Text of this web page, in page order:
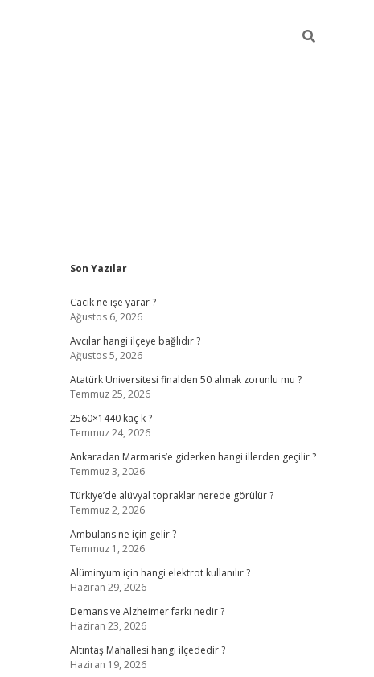
Sidebar
Son Yazılar
Cacık ne işe yarar ?
Ağustos 6, 2026
Avcılar hangi ilçeye bağlıdır ?
Ağustos 5, 2026
Atatürk Üniversitesi finalden 50 almak zorunlu mu ?
Temmuz 25, 2026
2560×1440 kaç k ?
Temmuz 24, 2026
Ankaradan Marmaris’e giderken hangi illerden geçilir ?
Temmuz 3, 2026
Türkiye’de alüvyal topraklar nerede görülür ?
Temmuz 2, 2026
Ambulans ne için gelir ?
Temmuz 1, 2026
Alüminyum için hangi elektrot kullanılır ?
Haziran 29, 2026
Demans ve Alzheimer farkı nedir ?
Haziran 23, 2026
Altıntaş Mahallesi hangi ilçededir ?
Haziran 19, 2026